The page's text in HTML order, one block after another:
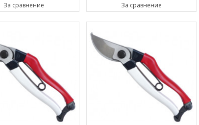
За сравнение За сравнение